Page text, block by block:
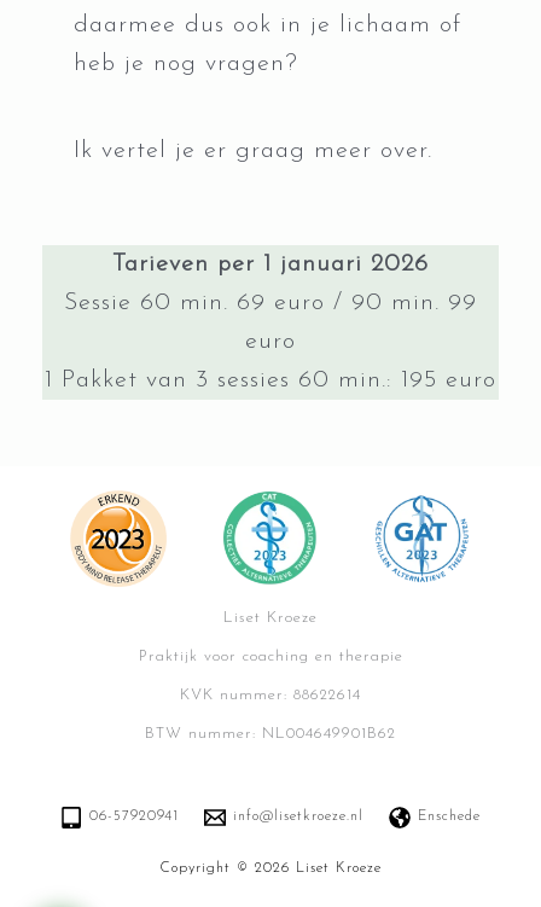
daarmee dus ook in je lichaam of
heb je nog vragen?
Ik vertel je er graag meer over.
Tarieven per 1 januari 2026
Sessie 60 min. 69 euro / 90 min. 99
euro
1 Pakket van 3 sessies 60 min.: 195 euro
Liset Kroeze
Praktijk voor coaching en therapie
KVK nummer: 88622614
BTW nummer: NL004649901B62
06-57920941 info@lisetkroeze.nl Enschede
Copyright © 2026 Liset Kroeze